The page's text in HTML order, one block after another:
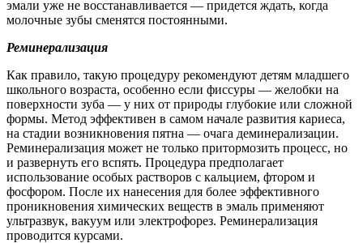
эмали уже не восстанавливается — придется ждать, когда
молочные зубы сменятся постоянными.
Реминерализация
Как правило, такую процедуру рекомендуют детям младшего
школьного возраста, особенно если фиссуры — желобки на
поверхности зуба — у них от природы глубокие или сложной
формы. Метод эффективен в самом начале развития кариеса,
на стадии возникновения пятна — очага деминерализации.
Реминерализация может не только притормозить процесс, но
и развернуть его вспять. Процедура предполагает
использование особых растворов с кальцием, фтором и
фосфором. После их нанесения для более эффективного
проникновения химических веществ в эмаль применяют
ультразвук, вакуум или электрофорез. Реминерализация
проводится курсами.